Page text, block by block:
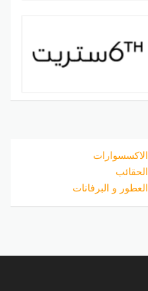
الاكسسوارات
الحقائب
العطور و البرفانات